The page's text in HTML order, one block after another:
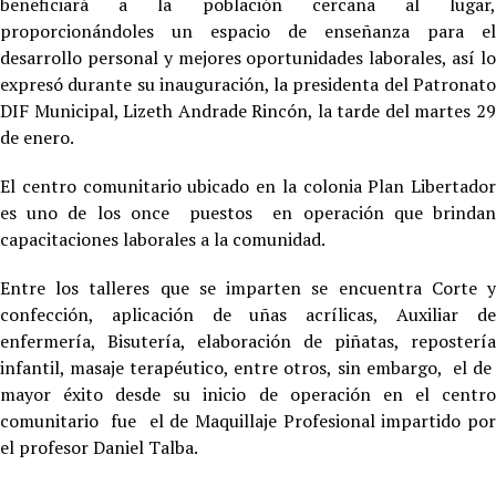
proporcionándoles un espacio de enseñanza para el
desarrollo personal y mejores oportunidades laborales, así lo
expresó durante su inauguración, la presidenta del Patronato
DIF Municipal, Lizeth Andrade Rincón, la tarde del martes 29
de enero.
El centro comunitario ubicado en la colonia Plan Libertador
es uno de los once puestos en operación que brindan
capacitaciones laborales a la comunidad.
Entre los talleres que se imparten se encuentra Corte y
confección, aplicación de uñas acrílicas, Auxiliar de
enfermería, Bisutería, elaboración de piñatas, repostería
infantil, masaje terapéutico, entre otros, sin embargo, el de
mayor éxito desde su inicio de operación en el centro
comunitario fue el de Maquillaje Profesional impartido por
el profesor Daniel Talba.